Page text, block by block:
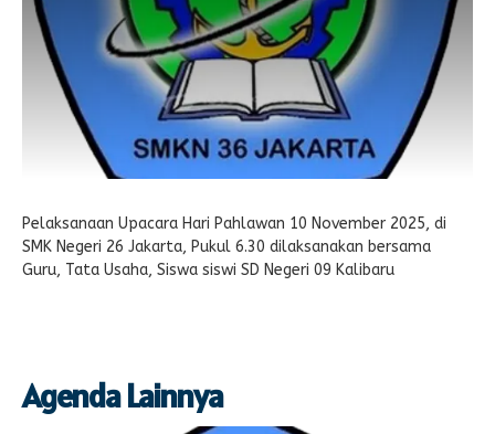
Pelaksanaan Upacara Hari Pahlawan 10 November 2025, di
SMK Negeri 26 Jakarta, Pukul 6.30 dilaksanakan bersama
Guru, Tata Usaha, Siswa siswi SD Negeri 09 Kalibaru
Agenda Lainnya